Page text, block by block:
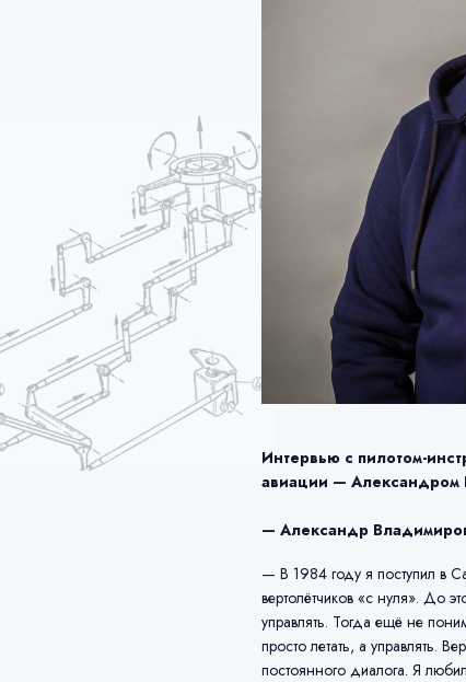
Интервью с пилотом-
авиации —
— Александр
— В 1984 году я поступил в
вертолётчиков «с нуля». До
управлять. Тогда ещё не
просто летать, а управлять.
постоянного диалога. Я